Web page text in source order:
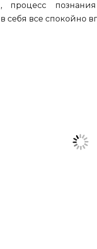
процесс
себя все спокойно